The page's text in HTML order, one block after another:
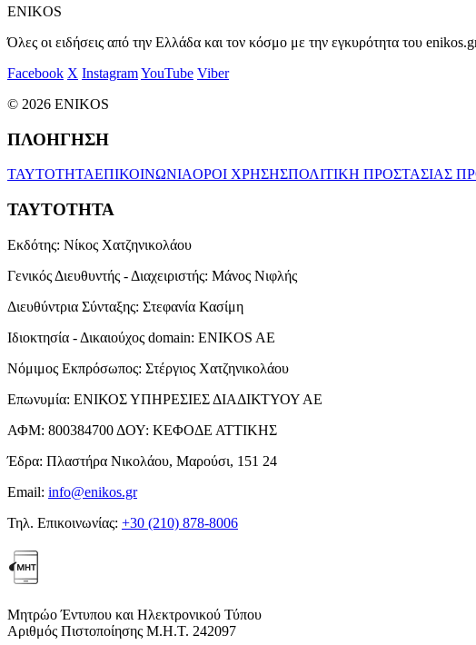
ENIKOS
Όλες οι ειδήσεις από την Ελλάδα και τον κόσμο με την εγκυρότητα του
Facebook X InstagramYouTube Viber
© 2026 ENIKOS
ΠΛΟΗΓΗΣΗ
ΤΑΥΤΟΤΗΤΑΕΠΙΚΟΙΝΩΝΙΑΟΡΟΙ ΧΡΗΣΗΣΠΟΛΙΤΙΚΗ ΠΡΟΣΤΑΣΙΑΣ
ΤΑΥΤΟΤΗΤΑ
Εκδότης: Νίκος Χατζηνικολάου
Γενικός Διευθυντής - Διαχειριστής: Μάνος Νιφλής
Διευθύντρια Σύνταξης: Στεφανία Κασίμη
Ιδιοκτησία - Δικαιούχος domain: ENIKOS AE
Νόμιμος Εκπρόσωπος: Στέργιος Χατζηνικολάου
Επωνυμία: ΕΝΙΚΟΣ ΥΠΗΡΕΣΙΕΣ ΔΙΑΔΙΚΤΥΟΥ ΑΕ
ΑΦΜ: 800384700 ΔΟΥ: ΚΕΦΟΔΕ ΑΤΤΙΚΗΣ
Έδρα: Πλαστήρα Νικολάου, Μαρούσι, 151 24
Email: info@enikos.gr
Τηλ. Επικοινωνίας: +30 (210) 878-8006
Μητρώο Έντυπου και Ηλεκτρονικού Τύπου
Αριθμός Πιστοποίησης Μ.Η.Τ. 242097